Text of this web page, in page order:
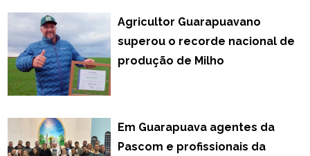
Agricultor Guarapuavano
superou o recorde nacional de
produção de Milho
Em Guarapuava agentes da
Pascom e profissionais da